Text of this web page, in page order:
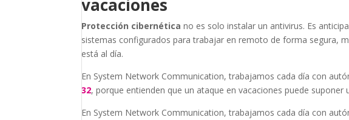
vacaciones
Protección cibernética no es solo instalar un antivirus. Es
sistemas configurados para trabajar en remoto de forma segura,
está al día.
En System Network Communication, trabajamos cada día con
32, porque entienden que un ataque en vacaciones puede
En System Network Communication, trabajamos cada día con